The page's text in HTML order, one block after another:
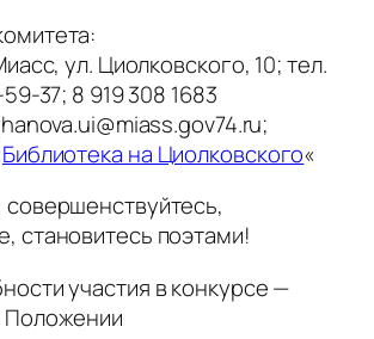
ул. Циолковского, 10; тел.
37; 8 919 308 1683
Библиотека на Циолковского«
становитесь поэтами!
участия в конкурсе —
Положении